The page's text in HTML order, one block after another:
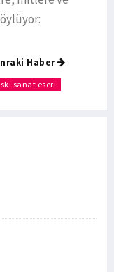
Haber
sanat eseri